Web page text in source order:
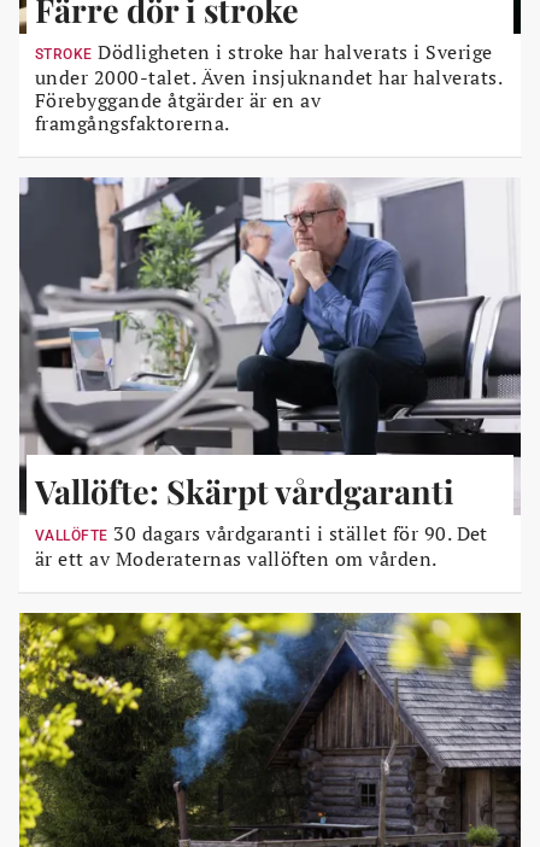
Färre dör i stroke
STROKE Dödligheten i stroke har halverats i Sverige
under 2000-talet. Även insjuknandet har halverats.
Förebyggande åtgärder är en av
framgångsfaktorerna.
Vallöfte: Skärpt vårdgaranti
VALLÖFTE 30 dagars vårdgaranti i stället för 90. Det
är ett av Moderaternas vallöften om vården.